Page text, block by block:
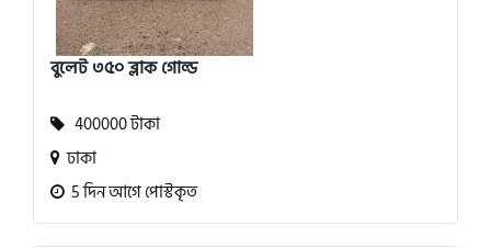
বুলেট ৩৫০ ব্লাক গোল্ড
400000 টাকা
ঢাকা
5 দিন আগে পোস্টকৃত